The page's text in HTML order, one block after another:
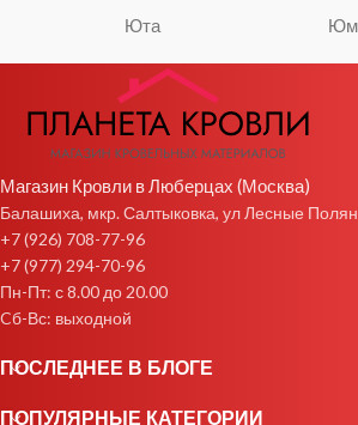
Юта
Магазин Кровли в Люберцах (Москва)
Балашиха, мкр. Салтыковка, ул Лесные
+7 (926) 708-77-96
+7 (977) 294-70-96
Пн-Пт: с 8.00 до 20.00
Cб-Вс: выходной
ПОСЛЕДНЕЕ В БЛОГЕ
ПОПУЛЯРНЫЕ КАТЕГОРИИ